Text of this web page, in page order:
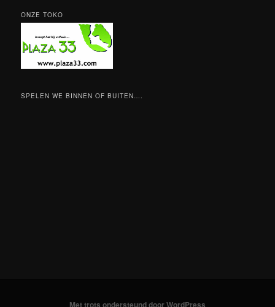
ONZE TOKO
SPELEN WE BINNEN OF BUITEN….
Met trots ondersteund door WordPress